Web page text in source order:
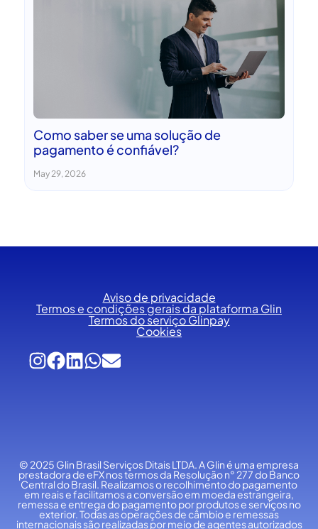
Como saber se uma solução de
pagamento é confiável?
May 29, 2026
Aviso de privacidade
Termos e condições gerais da plataforma Glin
Termos do serviço Glinpay
Cookies
© 2025 Glin Brasil Serviços Ditais LTDA.A Glin é uma empresa
prestadora de eFX nos termos da Resolução n° 277 do Banco
Central do Brasil. Realizamos o recolhimento do pagamento
em reais e facilitamos a conversão em moeda estrangeira,
remessa e entrega do pagamento por produtos e serviços no
exterior. Todas as operações de câmbio e remessas
internacionais são realizadas por meio de agentes autorizados